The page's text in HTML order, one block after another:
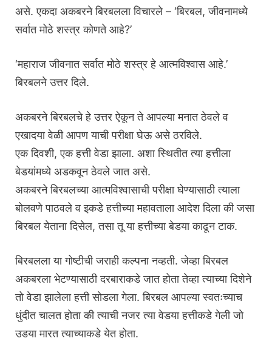
असे. एकदा अकबरने बिरबलला विचारले – ‘बिरबल, जीवनामध्ये
सर्वात मोठे शस्त्र कोणते आहे?’
‘महाराज जीवनात सर्वात मोठे शस्त्र हे आत्मविश्वास आहे.’
बिरबलने उत्तर दिले.
अकबरने बिरबलचे हे उत्तर ऐकून ते आपल्या मनात ठेवले व
एखादया वेळी आपण याची परीक्षा घेऊ असे ठरविले.
एक दिवशी, एक हत्ती वेडा झाला. अशा स्थितीत त्या हत्तीला
बेडयांमध्ये अडकवून ठेवले जात असे.
अकबरने बिरबलच्या आत्मविश्वासाची परीक्षा घेण्यासाठी त्याला
बोलवणे पाठवले व इकडे हत्तीच्या महावताला आदेश दिला की जसा
बिरबल येताना दिसेल, तसा तू या हत्तीच्या बेडया काढून टाक.
बिरबलला या गोष्टीची जराही कल्पना नव्हती. जेव्हा बिरबल
अकबरला भेटण्यासाठी दरबाराकडे जात होता तेव्हा त्याच्या दिशेने
तो वेडा झालेला हत्ती सोडला गेला. बिरबल आपल्या स्वतःच्याच
धुंदीत चालत होता की त्याची नजर त्या वेडया हत्तीकडे गेली जो
उडया मारत त्याच्याकडे येत होता.